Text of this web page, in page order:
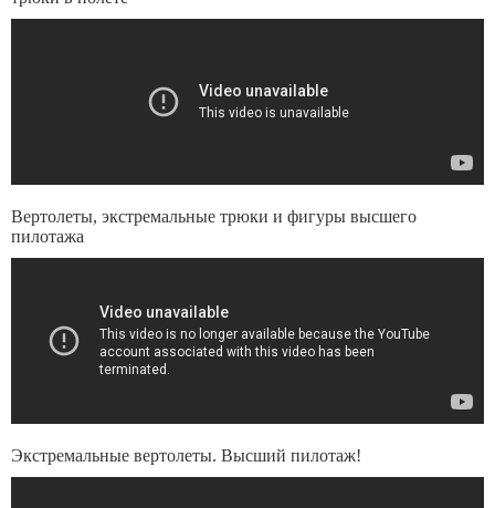
Вертолеты, экстремальные трюки и фигуры высшего
пилотажа
Экстремальные вертолеты. Высший пилотаж!